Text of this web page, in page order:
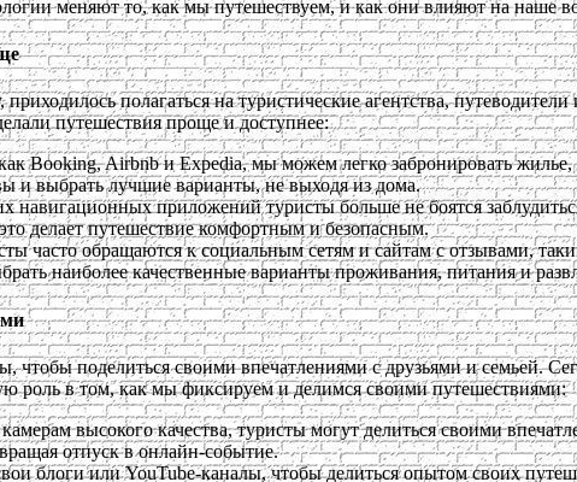
меняют то, как мы путешествуем, и как они влияют на наше
полагаться на туристические агентства,
путешествия проще и доступнее:
Booking, Airbnb и Expedia, мы можем легко забронировать
и выбрать лучшие варианты, не выходя из дома.
навигационных приложений туристы больше не боятся
делает путешествие комфортным и безопасным.
часто обращаются к социальным сетям и сайтам с отзывами,
наиболее качественные варианты проживания, питания и
поделиться своими впечатлениями с друзьями и семьей.
роль в том, как мы фиксируем и делимся своими путешествиями:
высокого качества, туристы могут делиться своими
отпуск в онлайн-событие.
блоги или YouTube-каналы, чтобы делиться опытом своих